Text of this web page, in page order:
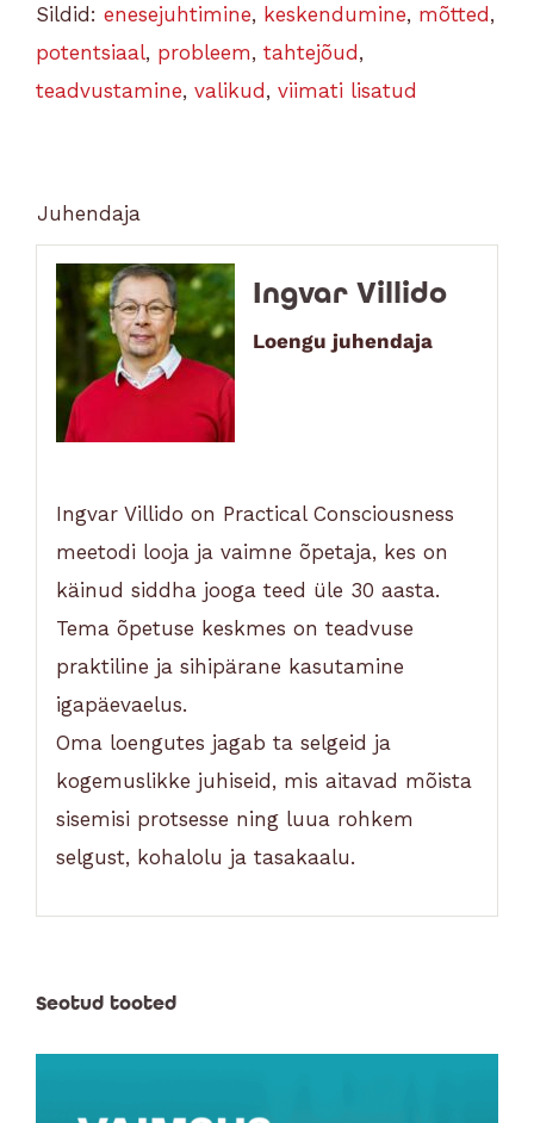
Sildid: enesejuhtimine, keskendumine, mõtted,
potentsiaal, probleem, tahtejõud,
teadvustamine, valikud, viimati lisatud
Juhendaja
Ingvar Villido
Loengu juhendaja
Ingvar Villido on Practical Consciousness
meetodi looja ja vaimne õpetaja, kes on
käinud siddha jooga teed üle 30 aasta.
Tema õpetuse keskmes on teadvuse
praktiline ja sihipärane kasutamine
igapäevaelus.
Oma loengutes jagab ta selgeid ja
kogemuslikke juhiseid, mis aitavad mõista
sisemisi protsesse ning luua rohkem
selgust, kohalolu ja tasakaalu.
Seotud tooted